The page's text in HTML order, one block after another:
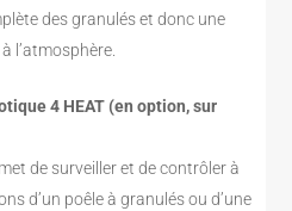
des granulés et donc une
l’atmosphère.
4 HEAT (en option, sur
de surveiller et de contrôler à
d’un poêle à granulés ou d’une